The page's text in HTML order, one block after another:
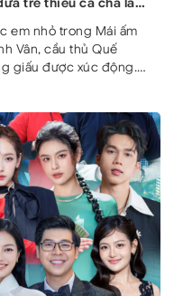
em nhỏ trong Mái ấm
Vân, cầu thủ Quế
giấu được xúc động.
dắt của MC Ốc Thanh
Ngọc Hải và Á hậu
mời. Các nghệ